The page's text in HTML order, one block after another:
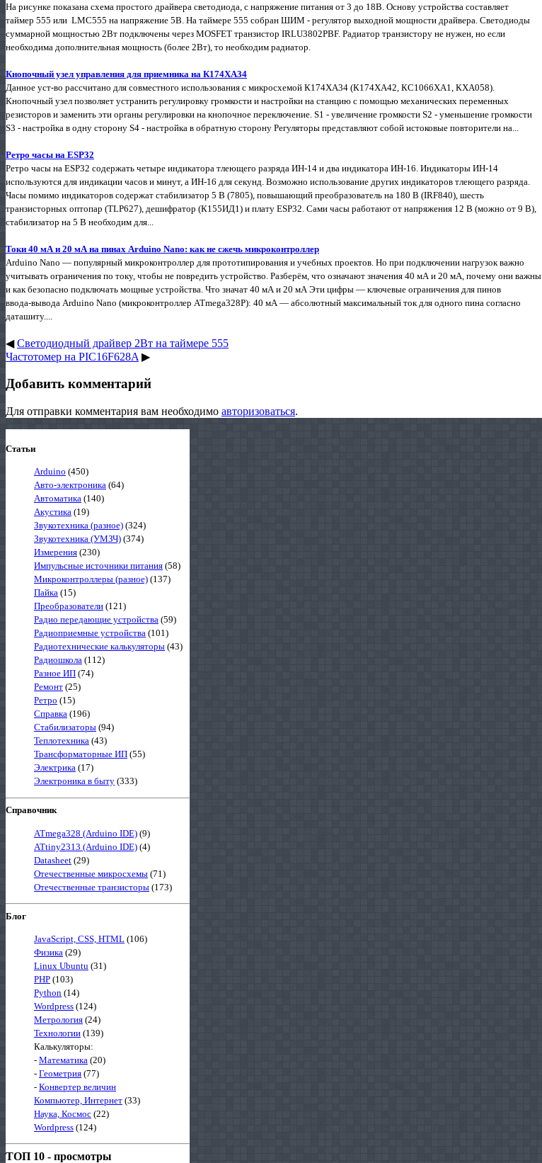
На рисунке показана схема простого драйвера светодиода, с напряжение питания от 3 до 18В. Основу устройства составляет
таймер 555 или LMC555 на напряжение 5В. На таймере 555 собран ШИМ - регулятор выходной мощности драйвера. Светодиоды
суммарной мощностью 2Вт подключены через MOSFET транзистор IRLU3802PBF. Радиатор транзистору не нужен, но если
необходима дополнительная мощность (более 2Вт), то необходим радиатор.
Кнопочный узел управления для приемника на К174ХА34
Данное уст-во рассчитано для совместного использования с микросхемой К174ХА34 (К174ХА42, КС1066ХА1, КХА058).
Кнопочный узел позволяет устранить регулировку громкости и настройки на станцию с помощью механических переменных
резисторов и заменить эти органы регулировки на кнопочное переключение. S1 - увеличение громкости S2 - уменьшение громкости
S3 - настройка в одну сторону S4 - настройка в обратную сторону Регуляторы представляют собой истоковые повторители на...
Ретро часы на ESP32
Ретро часы на ESP32 содержать четыре индикатора тлеющего разряда ИН-14 и два индикатора ИН-16. Индикаторы ИН-14
используются для индикации часов и минут, а ИН-16 для секунд. Возможно использование других индикаторов тлеющего разряда.
Часы помимо индикаторов содержат стабилизатор 5 В (7805), повышающий преобразователь на 180 В (IRF840), шесть
транзисторных оптопар (TLP627), дешифратор (К155ИД1) и плату ESP32. Сами часы работают от напряжения 12 В (можно от 9 В),
стабилизатор на 5 В необходим для...
Токи 40 мА и 20 мА на пинах Arduino Nano: как не сжечь микроконтроллер
Arduino Nano — популярный микроконтроллер для прототипирования и учебных проектов. Но при подключении нагрузок важно
учитывать ограничения по току, чтобы не повредить устройство. Разберём, что означают значения 40 мА и 20 мА, почему они важны
и как безопасно подключать мощные устройства. Что значат 40 мА и 20 мА Эти цифры — ключевые ограничения для пинов
ввода‑вывода Arduino Nano (микроконтроллер ATmega328P): 40 мА — абсолютный максимальный ток для одного пина согласно
даташиту....
◀Светодиодный драйвер 2Вт на таймере 555
Частотомер на PIC16F628A ▶
Добавить комментарий
Для отправки комментария вам необходимо авторизоваться.
Статьи
Arduino (450)
Авто-электроника (64)
Автоматика (140)
Акустика (19)
Звукотехника (разное) (324)
Звукотехника (УМЗЧ) (374)
Измерения (230)
Импульсные источники питания (58)
Микроконтроллеры (разное) (137)
Пайка (15)
Преобразователи (121)
Радио передающие устройства (59)
Радиоприемные устройства (101)
Радиотехнические калькуляторы (43)
Радиошкола (112)
Разное ИП (74)
Ремонт (25)
Ретро (15)
Справка (196)
Стабилизаторы (94)
Теплотехника (43)
Трансформаторные ИП (55)
Электрика (17)
Электроника в быту (333)
Справочник
ATmega328 (Arduino IDE) (9)
ATtiny2313 (Arduino IDE) (4)
Datasheet (29)
Отечественные микросхемы (71)
Отечественные транзисторы (173)
Блог
JavaScript, CSS, HTML (106)
Физика (29)
Linux Ubuntu (31)
PHP (103)
Python (14)
Wordpress (124)
Метрология (24)
Технологии (139)
Калькуляторы:
- Математика (20)
- Геометрия (77)
- Конвертер величин
Компьютер, Интернет (33)
Наука, Космос (22)
Wordpress (124)
ТОП 10 - просмотры